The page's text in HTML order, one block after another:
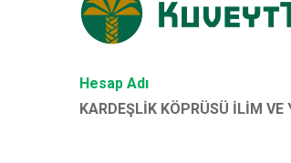
Hesap Adı
KARDEŞLİK KÖPRÜSÜ İLİM VE